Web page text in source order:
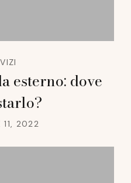
esterno: dove
11, 2022